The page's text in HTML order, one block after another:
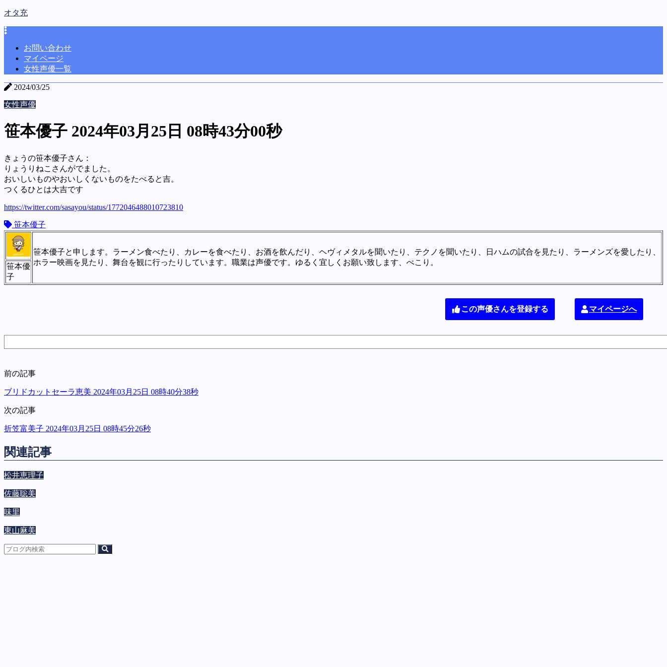
オタ充
お問い合わせ
マイページ
女性声優一覧
2024/03/25
女性声優
笹本優子 2024年03月25日 08時43分00秒
きょうの笹本優子さん：
りょうりねこさんがでました。
おいしいものやおいしくないものをたべると吉。
つくるひとは大吉です
https://twitter.com/sasayou/status/1772046488010723810
笹本優子
笹本優子と申します。ラーメン食べたり、カレーを食べたり、お酒を飲んだり、ヘヴィメタルを聞いたり、テクノを聞いたり、日ハムの試合を見たり、ラーメンズを愛したり、
ホラー映画を見たり、舞台を観に行ったりしています。職業は声優です。ゆるく宜しくお願い致します、ぺこり。
笹本優
子
この声優さんを登録する マイページへ
前の記事
ブリドカットセーラ恵美 2024年03月25日 08時40分38秒
次の記事
折笠富美子 2024年03月25日 08時45分26秒
関連記事
松井恵理子
佐藤聡美
味里
東山麻美